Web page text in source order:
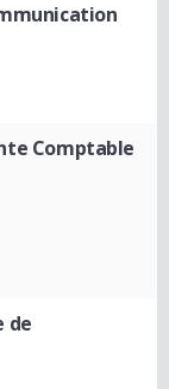
Comptable
de